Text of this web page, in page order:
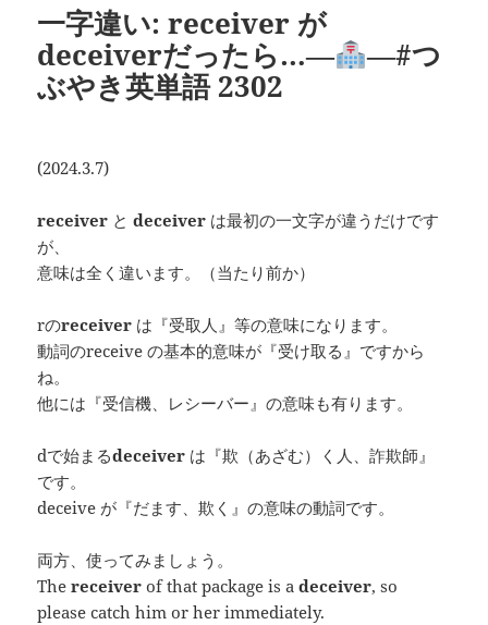
一字違い: receiver が
deceiverだったら…―
―#つ
ぶやき英単語 2302
(2024.3.7)
receiver とdeceiver は最初の一文字が違うだけです
が、
意味は全く違います。（当たり前か）
rのreceiver は『受取人』等の意味になります。
動詞のreceive の基本的意味が『受け取る』ですから
ね。
他には『受信機、レシーバー』の意味も有ります。
dで始まるdeceiver は『欺（あざむ）く人、詐欺師』
です。
deceive が『だます、欺く』の意味の動詞です。
両方、使ってみましょう。
Thereceiverof that package is adeceiver, so
please catch him or her immediately.